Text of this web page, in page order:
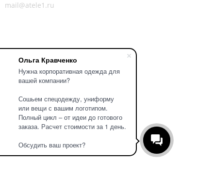
Ольга Кравченко
Нужна корпоративная одежда для
вашей компании?
Сошьем спецодежду, униформу
или вещи с вашим логотипом.
Полный цикл – от идеи до готового
заказа. Расчет стоимости за 1 день.
Обсудить ваш проект?
mail@atele1.ru